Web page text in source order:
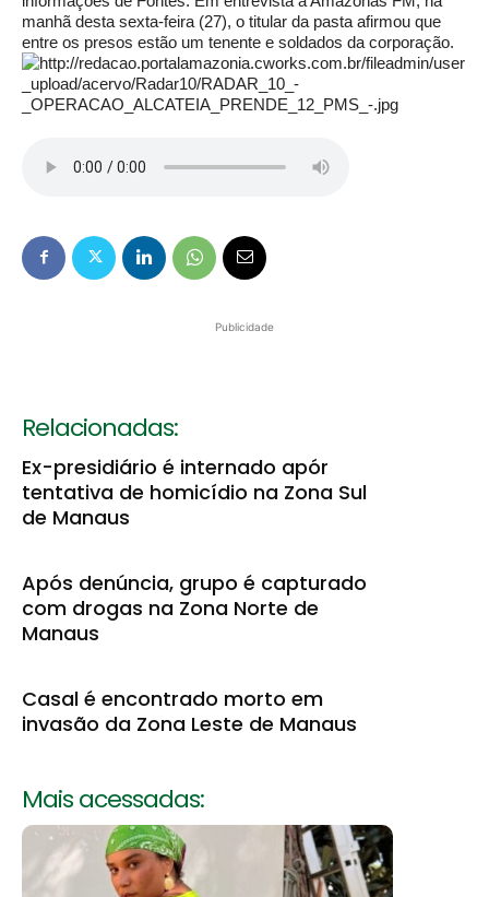
manhã desta sexta-feira (27), o titular da pasta afirmou que
entre os presos estão um tenente e soldados da corporação.
Publicidade
Relacionadas:
Ex-presidiário é internado apór
tentativa de homicídio na Zona Sul
de Manaus
Após denúncia, grupo é capturado
com drogas na Zona Norte de
Manaus
Casal é encontrado morto em
invasão da Zona Leste de Manaus
Mais acessadas: